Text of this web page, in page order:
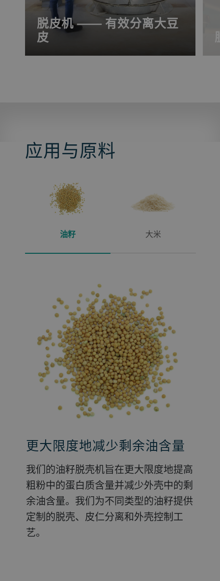
脱皮机 —— 有效分离大豆
皮
应用与原料
油籽 大米
更大限度地减少剩余油含量
我们的油籽脱壳机旨在更大限度地提高
粗粉中的蛋白质含量并减少外壳中的剩
余油含量。我们为不同类型的油籽提供
定制的脱壳、皮仁分离和外壳控制工
艺。
从稻谷到大米
要获得高产量的整精米，您需要柔和地
去除外壳。我们的脱壳工艺以柔和快速
的方式为稻谷脱壳，这有助于提高产量
和大米质量。